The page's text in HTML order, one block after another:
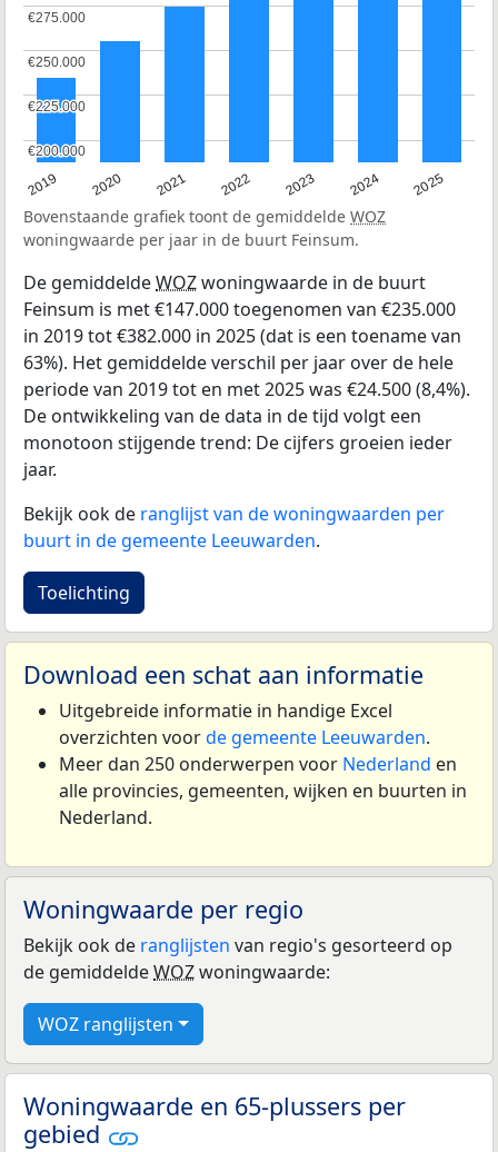
2019 2020 2021 2022 2023 2024 2025
€200.000
€200.000
€225.000
€225.000
€250.000
€250.000
€275.000
€275.000
Bovenstaande grafiek toont de gemiddelde WOZ
woningwaarde per jaar in de buurt Feinsum.
De gemiddeldeWOZwoningwaarde in de buurt
Feinsum is met €147.000 toegenomen van €235.000
in 2019 tot €382.000 in 2025 (dat is een toename van
63%). Het gemiddelde verschil per jaar over de hele
periode van 2019 tot en met 2025 was €24.500 (8,4%).
De ontwikkeling van de data in de tijd volgt een
monotoon stijgende trend: De cijfers groeien ieder
jaar.
Bekijk ook de ranglijst van de woningwaarden per
buurt in de gemeente Leeuwarden.
Toelichting
Download een schat aan informatie
Uitgebreide informatie in handige Excel
overzichten voorde gemeente Leeuwarden.
Meer dan 250 onderwerpen voor Nederland en
alle provincies, gemeenten, wijken en buurten in
Nederland.
Woningwaarde per regio
Bekijk ook de ranglijsten van regio's gesorteerd op
de gemiddeldeWOZwoningwaarde:
WOZ ranglijsten
Woningwaarde en 65-plussers per
gebied